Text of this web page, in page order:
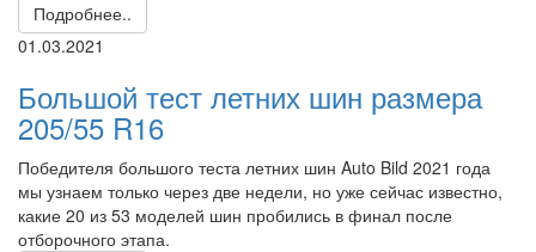
Подробнее..
01.03.2021
Большой тест летних шин размера
205/55 R16
Победителя большого теста летних шин Auto Bild 2021 года
мы узнаем только через две недели, но уже сейчас известно,
какие 20 из 53 моделей шин пробились в финал после
отборочного этапа.